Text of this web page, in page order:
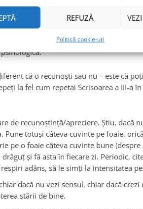
REFUZĂ
Politică cookie-uri
trebuie să începem suferinţa mai
trecătoare, ci cărămizi pentru
Ne ajută să acumulăm
că o recunoşti sau nu – este că
la fel cum repetai Scrisoarea a III-a
de recunoştinţă/apreciere. Ştiu, dacă
Pune totuşi câteva cuvinte pe foaie,
pe o foaie câteva cuvinte bune
şi fă asta în fiecare zi. Periodic,
adâns, să le simţi la intensitatea
dacă nu vezi sensul, chiar dacă
stării de bine.